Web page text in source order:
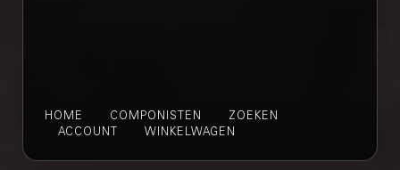
HOME COMPONISTEN
ZOEKEN
ACCOUNT
WINKELWAGEN